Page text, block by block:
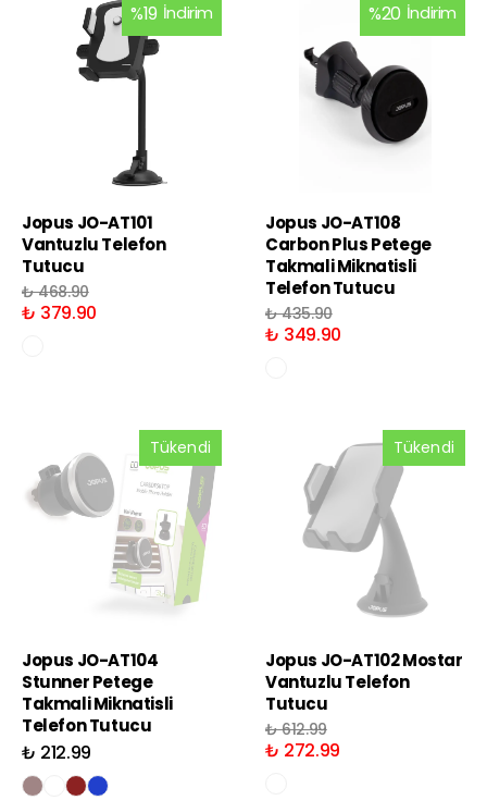
%19 İndirim
Jopus JO-AT101
Vantuzlu Telefon
Tutucu
₺ 468.90
₺ 379.90
%20 İndirim
Jopus JO-AT108
Carbon Plus Petege
Takmali Miknatisli
Telefon Tutucu
₺ 435.90
₺ 349.90
Tükendi
Jopus JO-AT104
Stunner Petege
Takmali Miknatisli
Telefon Tutucu
₺ 212.99
Tükendi
Jopus JO-AT102 Mostar
Vantuzlu Telefon
Tutucu
₺ 612.99
₺ 272.99